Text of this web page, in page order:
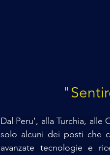
Dal Peru', alla Turchia, alle
solo alcuni dei posti che
avanzate tecnologie e